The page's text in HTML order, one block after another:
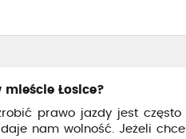
Łosice?
prawo jazdy jest
nam wolność. Jeżeli